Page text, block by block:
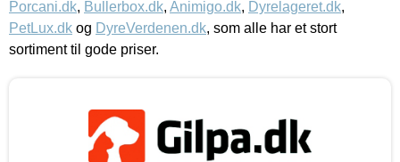
Porcani.dk, Bullerbox.dk, Animigo.dk, Dyrelageret.dk,
PetLux.dk og DyreVerdenen.dk, som alle har et stort
sortiment til gode priser.